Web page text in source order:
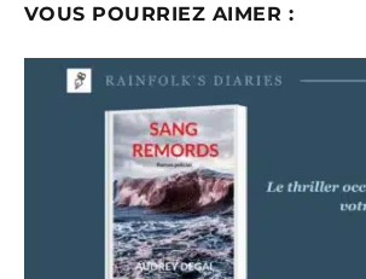
VOUS POURRIEZ AIMER :